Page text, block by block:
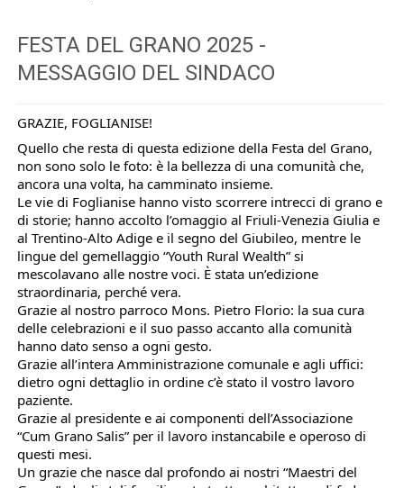
FESTA DEL GRANO 2025 -
MESSAGGIO DEL SINDACO
GRAZIE, FOGLIANISE!
Quello che resta di questa edizione della Festa del Grano,
non sono solo le foto: è la bellezza di una comunità che,
ancora una volta, ha camminato insieme.
Le vie di Foglianise hanno visto scorrere intrecci di grano e
di storie; hanno accolto l’omaggio al Friuli-Venezia Giulia e
al Trentino-Alto Adige e il segno del Giubileo, mentre le
lingue del gemellaggio “Youth Rural Wealth” si
mescolavano alle nostre voci. È stata un’edizione
straordinaria, perché vera.
Grazie al nostro parroco Mons. Pietro Florio: la sua cura
delle celebrazioni e il suo passo accanto alla comunità
hanno dato senso a ogni gesto.
Grazie all’intera Amministrazione comunale e agli uffici:
dietro ogni dettaglio in ordine c’è stato il vostro lavoro
paziente.
Grazie al presidente e ai componenti dell’Associazione
“Cum Grano Salis” per il lavoro instancabile e operoso di
questi mesi.
Un grazie che nasce dal profondo ai nostri “Maestri del